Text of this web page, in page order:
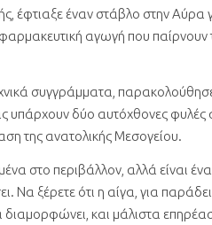
έφτιαξε έναν στάβλο στην Αύρα
αγωγή που παίρνουν
συγγράμματα,
υπάρχουν δύο αυτόχθονες
της ανατολικής Μεσογείου.
στο περιβάλλον, αλλά είναι
Να ξέρετε ότι η αίγα, για
και μάλιστα